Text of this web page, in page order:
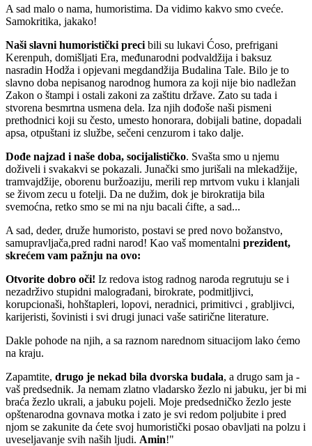
A sad malo o nama, humoristima. Da vidimo kakvo smo cveće.
Samokritika, jakako!
Naši slavni humoristički preci bili su lukavi Ćoso, prefrigani
Kerenpuh, domišljati Era, međunarodni podvaldžija i baksuz
nasradin Hodža i opjevani megdandžija Budalina Tale. Bilo je to
slavno doba nepisanog narodnog humora za koji nije bio nadležan
Zakon o štampi i ostali zakoni za zaštitu države. Zato su tada i
stvorena besmrtna usmena dela. Iza njih dođoše naši pismeni
prethodnici koji su često, umesto honorara, dobijali batine, dopadali
apsa, otpuštani iz službe, sečeni cenzurom i tako dalje.
Dođe najzad i naše doba, socijalističko. Svašta smo u njemu
doživeli i svakakvi se pokazali. Junački smo jurišali na mlekadžije,
tramvajdžije, oborenu buržoaziju, merili rep mrtvom vuku i klanjali
se živom zecu u fotelji. Da ne dužim, dok je birokratija bila
svemoćna, retko smo se mi na nju bacali ćifte, a sad...
A sad, deder, druže humoristo, postavi se pred novo božanstvo,
samupravljača,pred radni narod! Kao vaš momentalni prezident,
skrećem vam pažnju na ovo:
Otvorite dobro oči! Iz redova istog radnog naroda regrutuju se i
nezadrživo stupidni malograđani, birokrate, podmitljivci,
korupcionaši, hohštapleri, lopovi, neradnici, primitivci , grabljivci,
karijeristi, šovinisti i svi drugi junaci vaše satirične literature.
Dakle pohode na njih, a sa raznom narednom situacijom lako ćemo
na kraju.
Zapamtite, drugo je nekad bila dvorska budala, a drugo sam ja -
vaš predsednik. Ja nemam zlatno vladarsko žezlo ni jabuku, jer bi mi
braća žezlo ukrali, a jabuku pojeli. Moje predsedničko žezlo jeste
opštenarodna govnava motka i zato je svi redom poljubite i pred
njom se zakunite da ćete svoj humoristički posao obavljati na polzu i
uveseljavanje svih naših ljudi. Amin!"